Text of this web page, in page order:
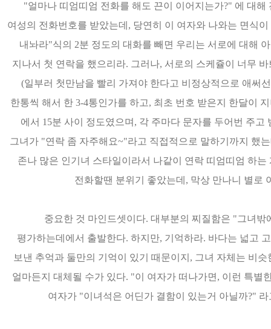
"얼마나 띠엄띠엄 전화를 해도 끈이 이어지는가?" 에 대
여성의 전화번호를 받았는데, 당연히 이 여자와 나와는 면식
내놔라"식의 2분 정도의 대화를 빼면 우리는 서로에 대해
지나서 첫 연락을 했으리라. 그러나, 서로의 스케쥴이 너무
(일부러 첫만남을 빨리 가져야 한다고 비정상적으로 애써
한통씩 해서 한 3-4통인가를 하고, 최초 번호 받은지 한달이
에서 15분 사이 정도였으며, 각 주마다 문자를 두어번 주
그녀가 "연락 좀 자주해요~"라고 직접적으로 말하기까지 했
존나 많은 인기녀 스타일이라서 나같이 연락 띠엄띠엄 하
전화할땐 분위기 좋았는데, 막상 만나니 별로
중요한 것 마인드셋이다. 대부분의 찌질함은 "그녀
평가하는데에서 출발한다. 하지만, 기억하라. 바다는 넓고
보낸 추억과 둘만의 기억이 있기 때문이지, 그녀 자체는 비
얼마든지 대체될 수가 있다. "이 여자가 떠나가면, 이런 특별
여자가 "이녀석은 어딘가 결함이 있는거 아닐까?"